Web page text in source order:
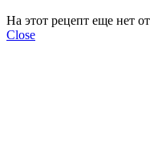
На этот рецепт еще нет
Close